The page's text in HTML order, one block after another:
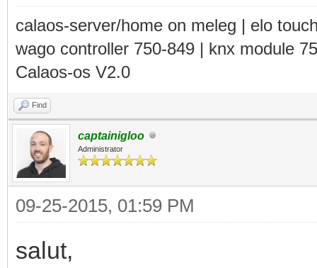
calaos-server/home on meleg | elo
wago controller 750-849 | knx module
Calaos-os V2.0
Find
captainigloo
Administrator
09-25-2015, 01:59 PM
salut,